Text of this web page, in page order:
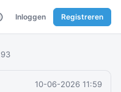
Inloggen Registreren
10-06-2026 11:59